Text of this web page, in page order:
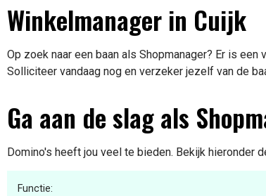
Winkelmanager in Cuijk
Op zoek naar een baan als Shopmanager? Er is
Solliciteer vandaag nog en verzeker jezelf van de
Ga aan de slag als
Domino's heeft jou veel te bieden. Bekijk hieronder
Functie: